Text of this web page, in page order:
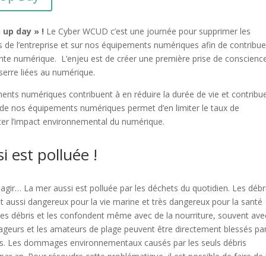
up day » ! Le Cyber WCUD c’est une journée pour supprimer les
l’entreprise et sur nos équipements numériques afin de
numérique. L’enjeu est de créer une première prise de
liées au numérique.
numériques contribuent à en réduire la durée de vie et
nos équipements numériques permet d’en limiter le taux de
l’impact environnemental du numérique.
est polluée !
La mer aussi est polluée par les déchets du quotidien. Les
dangereux pour la vie marine et très dangereux pour la santé
débris et les confondent même avec de la nourriture, souvent
et les amateurs de plage peuvent être directement blessés
Les dommages environnementaux causés par les seuls débris